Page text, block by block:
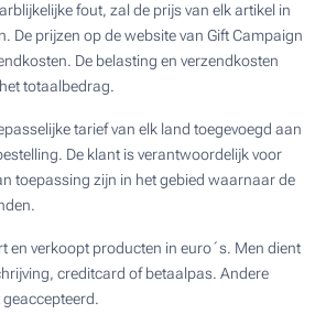
fout, zal de prijs van elk artikel in
De prijzen op de website van Gift Campaign
De belasting en verzendkosten
totaalbedrag.
tarief van elk land toegevoegd aan
De klant is verantwoordelijk voor
toepassing zijn in het gebied waarnaar de
en verkoopt producten in euro´s. Men dient
creditcard of betaalpas. Andere